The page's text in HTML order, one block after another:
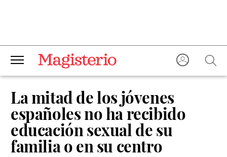
La mitad de los jóvenes
españoles no ha recibido
educación sexual de su
familia o en su centro